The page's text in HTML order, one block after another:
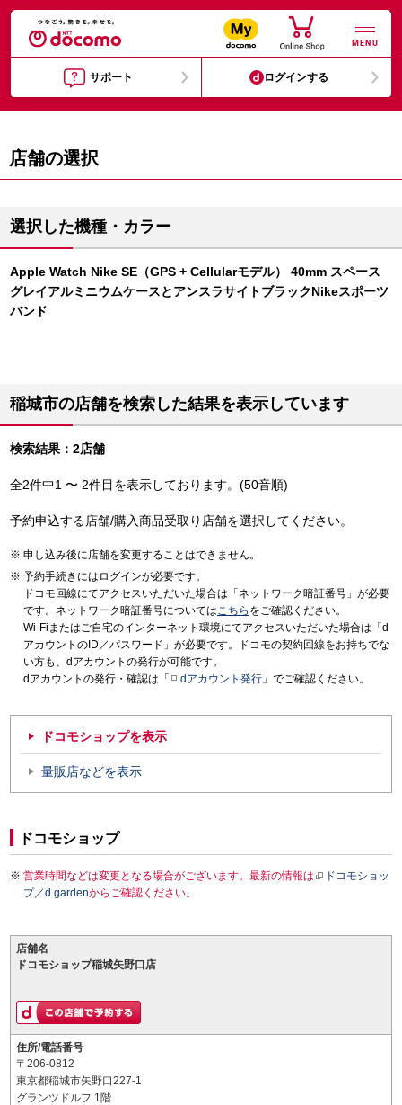
MENU
サポート ログインする
店舗の選択
選択した機種・カラー
Apple Watch Nike SE（GPS + Cellularモデル） 40mm スペース
グレイアルミニウムケースとアンスラサイトブラックNikeスポーツ
バンド
稲城市の店舗を検索した結果を表示しています
検索結果：2店舗
全2件中1 〜 2件目を表示しております。(50音順)
予約申込する店舗/購入商品受取り店舗を選択してください。
申し込み後に店舗を変更することはできません。
予約手続きにはログインが必要です。
ドコモ回線にてアクセスいただいた場合は「ネットワーク暗証番号」が必要
です。ネットワーク暗証番号についてはこちら をご確認ください。
Wi-Fiまたはご自宅のインターネット環境にてアクセスいただいた場合は「d
アカウントのID／パスワード」が必要です。ドコモの契約回線をお持ちでな
い方も、dアカウントの発行が可能です。
dアカウントの発行・確認は「
dアカウント発行 」でご確認ください。
ドコモショップを表示
量販店などを表示
ドコモショップ
営業時間などは変更となる場合がございます。最新の情報は
ドコモショッ
プ／d gardenからご確認ください。
店舗名
ドコモショップ稲城矢野口店
住所/電話番号
〒206-0812
東京都稲城市矢野口227-1
グランツドルフ 1階